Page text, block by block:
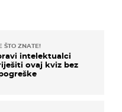
ŠTO ZNATE!
intelektualci
ovaj kviz bez